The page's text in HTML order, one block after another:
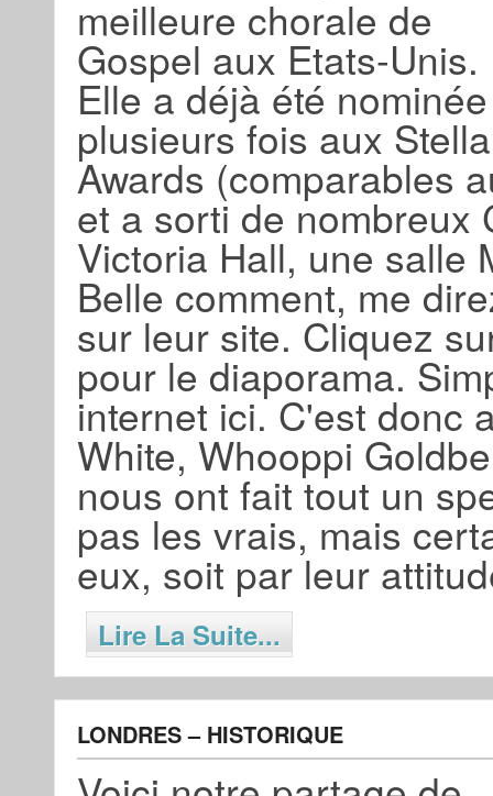
meilleure chorale de
Gospel aux Etats-Unis.
Elle a déjà été nominée
plusieurs fois aux Stella
Awards (comparables
et a sorti de nombreux
Victoria Hall, une salle
Belle comment, me
sur leur site. Cliquez
pour le diaporama.
internet ici. C'est donc
White, Whooppi
nous ont fait tout un
pas les vrais, mais
eux, soit par leur
Lire La Suite...
LONDRES – HISTORIQUE